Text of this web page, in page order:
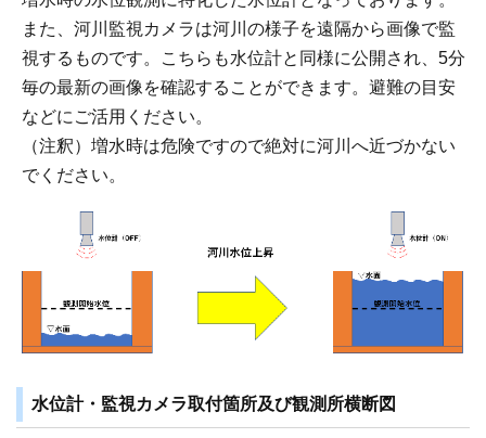
また、河川監視カメラは河川の様子を遠隔から画像で監
視するものです。こちらも水位計と同様に公開され、5分
毎の最新の画像を確認することができます。避難の目安
などにご活用ください。
（注釈）増水時は危険ですので絶対に河川へ近づかない
でください。
水位計・監視カメラ取付箇所及び観測所横断図